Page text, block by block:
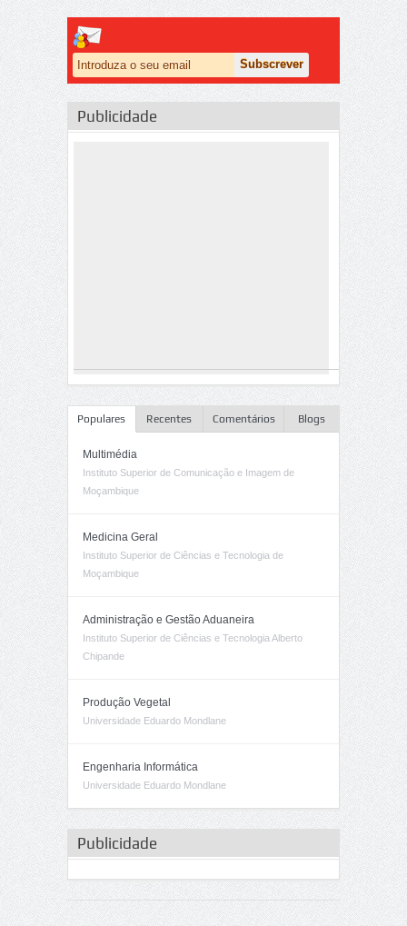
Publicidade
Populares Recentes Comentários Blogs
Multimédia
Instituto Superior de Comunicação e Imagem de
Moçambique
Medicina Geral
Instituto Superior de Ciências e Tecnologia de
Moçambique
Administração e Gestão Aduaneira
Instituto Superior de Ciências e Tecnologia Alberto
Chipande
Produção Vegetal
Universidade Eduardo Mondlane
Engenharia Informática
Universidade Eduardo Mondlane
Publicidade